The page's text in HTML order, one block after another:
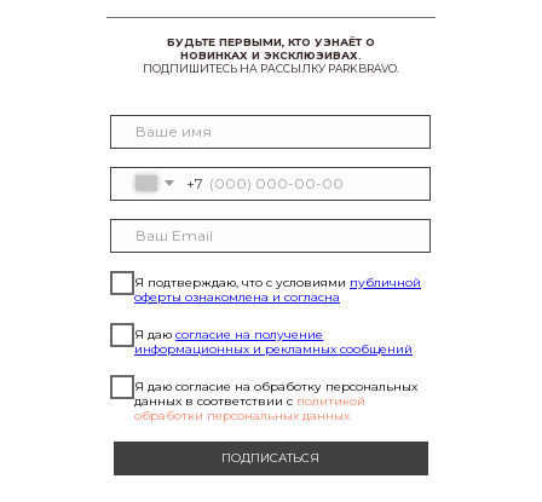
+7
Я подтверждаю, что с условиями публичной
оферты ознакомлена и согласна
Я даю согласие на получение
информационных и рекламных сообщений
Я даю согласие на обработку персональных
данных в соответствии с политикой
обработки персональных данных
ПОДПИСАТЬСЯ
БУДЬТЕ ПЕРВЫМИ, КТО УЗНАЁТ О
НОВИНКАХ И ЭКСКЛЮЗИВАХ.
ПОДПИШИТЕСЬ НА РАССЫЛКУ PARKBRAVO.